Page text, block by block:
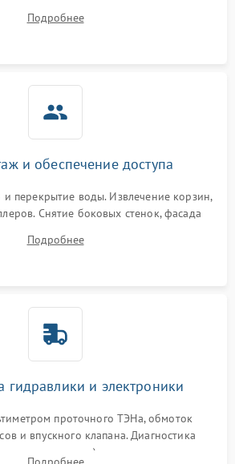
слива, нагрева, вращения
или срабатывание системы защиты
Подробнее
и обеспечение доступа
и перекрытие воды. Извлечение корзин,
Снятие боковых стенок, фасада
насосу, ТЭНу и сливной помпе.
Подробнее
гидравлики и электроники
проточного ТЭНа, обмоток
и впускного клапана. Диагностика
уровня воды), датчика мутности,